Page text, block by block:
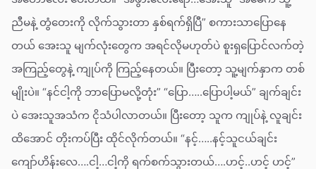
ညီမနဲ့ တွံတေးကို လိုက်သွားတာ နှစ်ရက်ရှိပြီ” စကားသာပြောနေ
တယ် အေးသူ မျက်လုံးတွေက အရင်လိုမဟုတ်ပဲ စူးရှပြောင်လက်တဲ့
အကြည့်တွေနဲ့ ကျုပ်ကို ကြည့်နေတယ်။ ပြီးတော့ သူ့မျက်နှာက တစ်
မျိုးပဲ။ “နင်ငါ့ကို ဘာပြောမလို့တုံး” “ပြော…..ပြောပါ့မယ်” ချက်ချင်း
ပဲ အေးသူအသံက ငိုသံပါလာတယ်။ ပြီးတော့ သူက ကျုပ်နဲ့ လူချင်း
ထိအောင် တိုးကပ်ပြီး ထိုင်လိုက်တယ်။ “နင့်…..နင့်သူငယ်ချင်း
ကျော်ဟိန်းလေ….ငါ့…ငါ့ကို ရက်စက်သွားတယ်….ဟင့်..ဟင့် ဟင့်”